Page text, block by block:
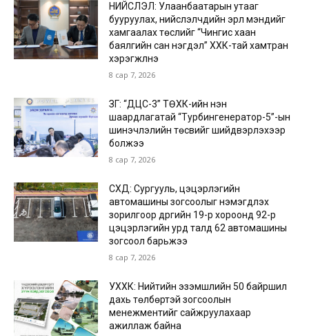
НИЙСЛЭЛ: Улаанбаатарын утааг
бууруулах, нийслэлчүүдийн эрүүл мэндийг
хамгаалах төслийг “Чингис хаан
баялгийн сан нэгдэл” ХХК-тай хамтран
хэрэгжүүлнэ
8 сар 7, 2026
ЗГ: “ДЦС-3” ТӨХК-ийн нэн
шаардлагатай “Турбингенератор-5”-ын
шинэчлэлийн төсвийг шийдвэрлэхээр
болжээ
8 сар 7, 2026
СХД: Сургууль, цэцэрлэгийн
автомашины зогсоолыг нэмэгдүүлэх
зорилгоор дүүргийн 19-р хороонд 92-р
цэцэрлэгийн урд талд 62 автомашины
зогсоол барьжээ
8 сар 7, 2026
УХХК: Нийтийн эзэмшлийн 50 байршил
дахь төлбөртэй зогсоолын
менежментийг сайжруулахаар
ажиллаж байна